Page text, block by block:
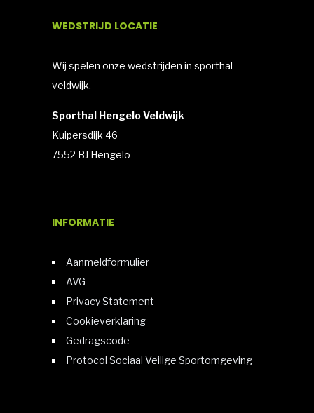
WEDSTRIJD LOCATIE
Wij spelen onze wedstrijden in sporthal
veldwijk.
Sporthal Hengelo Veldwijk
Kuipersdijk 46
7552 BJ Hengelo
INFORMATIE
Aanmeldformulier
AVG
Privacy Statement
Cookieverklaring
Gedragscode
Protocol Sociaal Veilige Sportomgeving